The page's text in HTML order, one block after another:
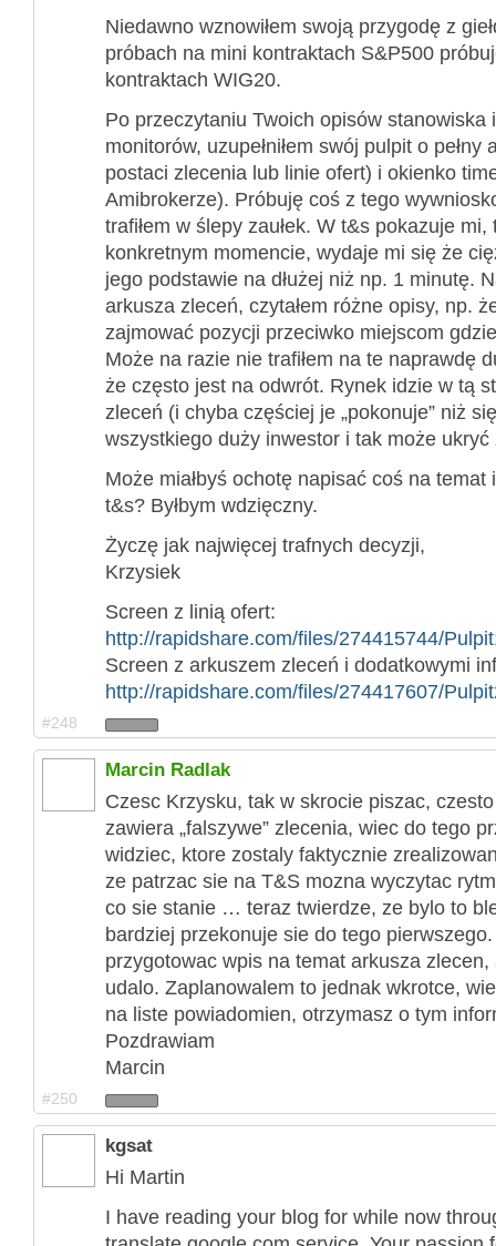
Niedawno wznowiłem swoją przygodę z
próbach na mini kontraktach S&P500
kontraktach WIG20.
Po przeczytaniu Twoich opisów stanowiska
monitorów, uzupełniłem swój pulpit o pełny
postaci zlecenia lub linie ofert) i okienko
Amibrokerze). Próbuję coś z tego
trafiłem w ślepy zaułek. W t&s pokazuje
konkretnym momencie, wydaje mi się że
jego podstawie na dłużej niż np. 1 minutę.
arkusza zleceń, czytałem różne opisy, np.
zajmować pozycji przeciwko miejscom
Może na razie nie trafiłem na te naprawdę
że często jest na odwrót. Rynek idzie w tą
zleceń (i chyba częściej je „pokonuje” niż
wszystkiego duży inwestor i tak może ukryć
Może miałbyś ochotę napisać coś na
t&s? Byłbym wdzięczny.
Życzę jak najwięcej trafnych decyzji,
Krzysiek
Screen z linią ofert:
http://rapidshare.com/files/274415744/
Screen z arkuszem zleceń i dodatkowymi
http://rapidshare.com/files/274417607/
#248
Marcin Radlak
Czesc Krzysku, tak w skrocie piszac,
zawiera „falszywe” zlecenia, wiec do tego
widziec, ktore zostaly faktycznie
ze patrzac sie na T&S mozna wyczytac
co sie stanie … teraz twierdze, ze bylo to
bardziej przekonuje sie do tego
przygotowac wpis na temat arkusza
udalo. Zaplanowalem to jednak wkrotce,
na liste powiadomien, otrzymasz o tym
Pozdrawiam
Marcin
#250
kgsat
Hi Martin
I have reading your blog for while now